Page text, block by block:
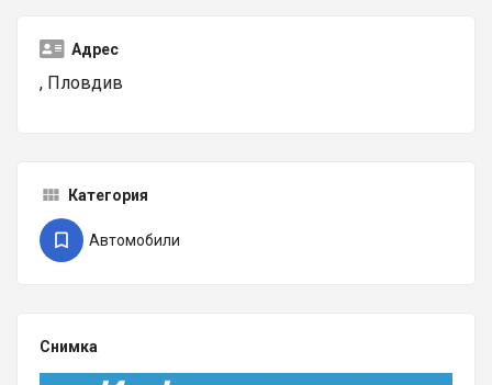
Адрес
, Пловдив
Категория
Автомобили
Снимка